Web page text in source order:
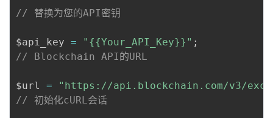
// 替换为您的API密钥
$api_key = "{{Your_API_Key}}" ;
// Blockchain API的URL
$url =
"https://api.blockchain.com/v3/
// 初始化cURL会话